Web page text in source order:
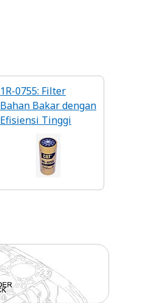
1R-0755: Filter
Bahan Bakar dengan
Efisiensi Tinggi